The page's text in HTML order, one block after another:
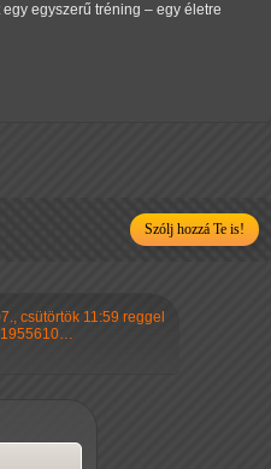
egyszerű tréning – egy életre
Szólj hozzá Te is!
csütörtök 11:59 reggel